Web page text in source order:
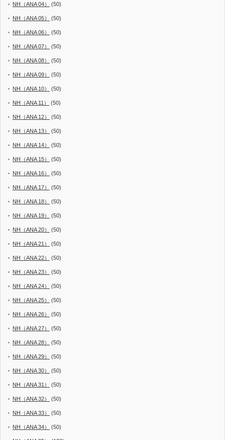
NH（ANA 04） (50)
NH（ANA 05） (50)
NH（ANA 06） (50)
NH（ANA 07） (50)
NH（ANA 08） (50)
NH（ANA 09） (50)
NH（ANA 10） (50)
NH（ANA 11） (50)
NH（ANA 12） (50)
NH（ANA 13） (50)
NH（ANA 14） (50)
NH（ANA 15） (50)
NH（ANA 16） (50)
NH（ANA 17） (50)
NH（ANA 18） (50)
NH（ANA 19） (50)
NH（ANA 20） (50)
NH（ANA 21） (50)
NH（ANA 22） (50)
NH（ANA 23） (50)
NH（ANA 24） (50)
NH（ANA 25） (50)
NH（ANA 26） (50)
NH（ANA 27） (50)
NH（ANA 28） (50)
NH（ANA 29） (50)
NH（ANA 30） (50)
NH（ANA 31） (50)
NH（ANA 32） (50)
NH（ANA 33） (50)
NH（ANA 34） (50)